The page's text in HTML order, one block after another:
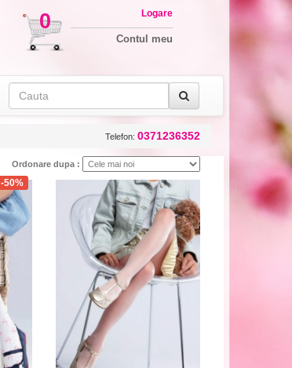
0 Logare
Contul meu
Telefon: 0371236352
Ordonare dupa :
-50%